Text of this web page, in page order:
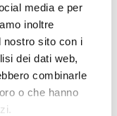
media e per
inoltre
nostro sito con i
dei dati web,
combinarle
o che hanno
dati personali